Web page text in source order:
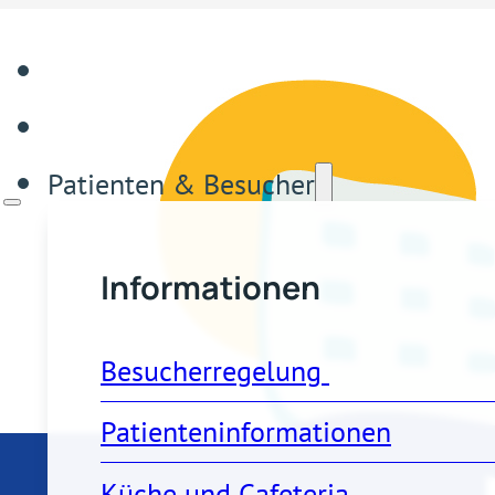
Patienten & Besucher
Informationen
Besucherregelung
Patienteninformationen